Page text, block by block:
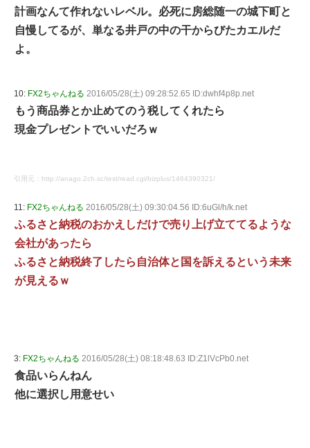
計画なんて作れないレベル。必死に房総随一の城下町と
自慢してるが、単なる井戸の中の干からびたカエルだ
よ。
10: FX2ちゃんねる 2016/05/28(土) 09:28:52.65 ID:dwhf4p8p.net
もう商品券とか止めてのう税してくれたら
現金プレゼントでいいだろｗ
引用元：http://anago.2ch.sc/test/read.cgi/bizplus/1464390321/
11: FX2ちゃんねる 2016/05/28(土) 09:30:04.56 ID:6uGl/h/k.net
ふるさと納税のおかえしだけで売り上げ立ててるような
会社があったら
ふるさと納税終了したら自治体と国を訴えるという未来
が見えるｗ
3: FX2ちゃんねる 2016/05/28(土) 08:18:48.63 ID:Z1lVcPb0.net
食品いらんねん
他に選択し用意せい